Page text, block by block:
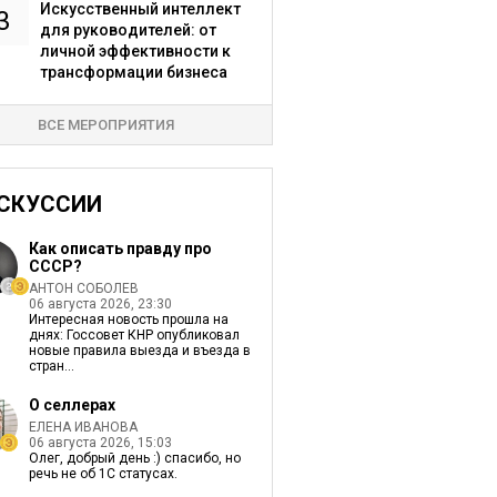
Искусственный интеллект
для руководителей: от
личной эффективности к
трансформации бизнеса
ВСЕ МЕРОПРИЯТИЯ
Как описать правду про
СССР?
АНТОН СОБОЛЕВ
06 августа 2026, 23:30
Интересная новость прошла на
днях: Госсовет КНР опубликовал
новые правила выезда и въезда в
стран...
О селлерах
ЕЛЕНА ИВАНОВА
06 августа 2026, 15:03
Олег, добрый день :) спасибо, но
речь не об 1С статусах.